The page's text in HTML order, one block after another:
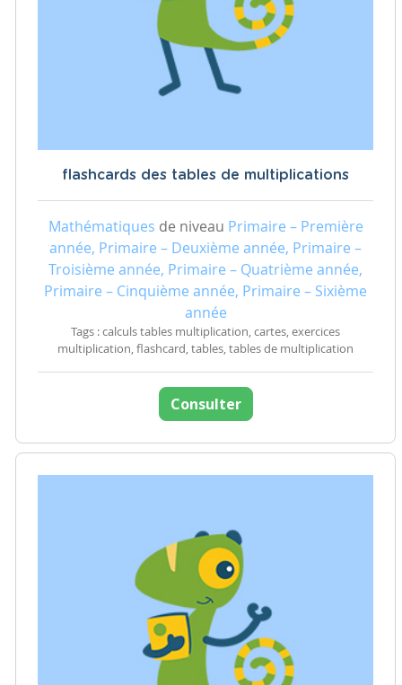
flashcards des tables de multiplications
Mathématiques de niveau Primaire – Première
année, Primaire – Deuxième année, Primaire –
Troisième année, Primaire – Quatrième année,
Primaire – Cinquième année, Primaire – Sixième
année
Tags : calculs tables multiplication, cartes, exercices
multiplication, flashcard, tables, tables de multiplication
Consulter